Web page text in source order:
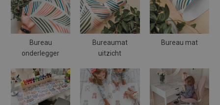
Bureau
onderlegger
Bureaumat
uitzicht
Bureau mat